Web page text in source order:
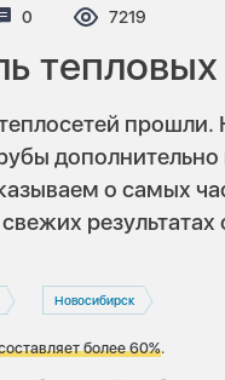
Комментариев:
0 Просмотров:
7219
тепловых
прошли.
о самых
Новосибирск
более 60%.